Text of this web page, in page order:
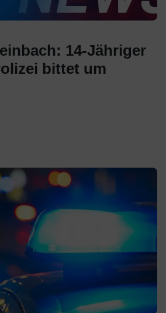
14-Jähriger
bittet um